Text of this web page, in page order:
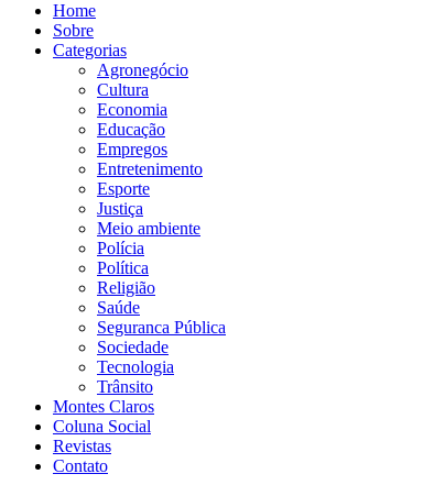
Home
Sobre
Categorias
Agronegócio
Cultura
Economia
Educação
Empregos
Entretenimento
Esporte
Justiça
Meio ambiente
Polícia
Política
Religião
Saúde
Seguranca Pública
Sociedade
Tecnologia
Trânsito
Montes Claros
Coluna Social
Revistas
Contato